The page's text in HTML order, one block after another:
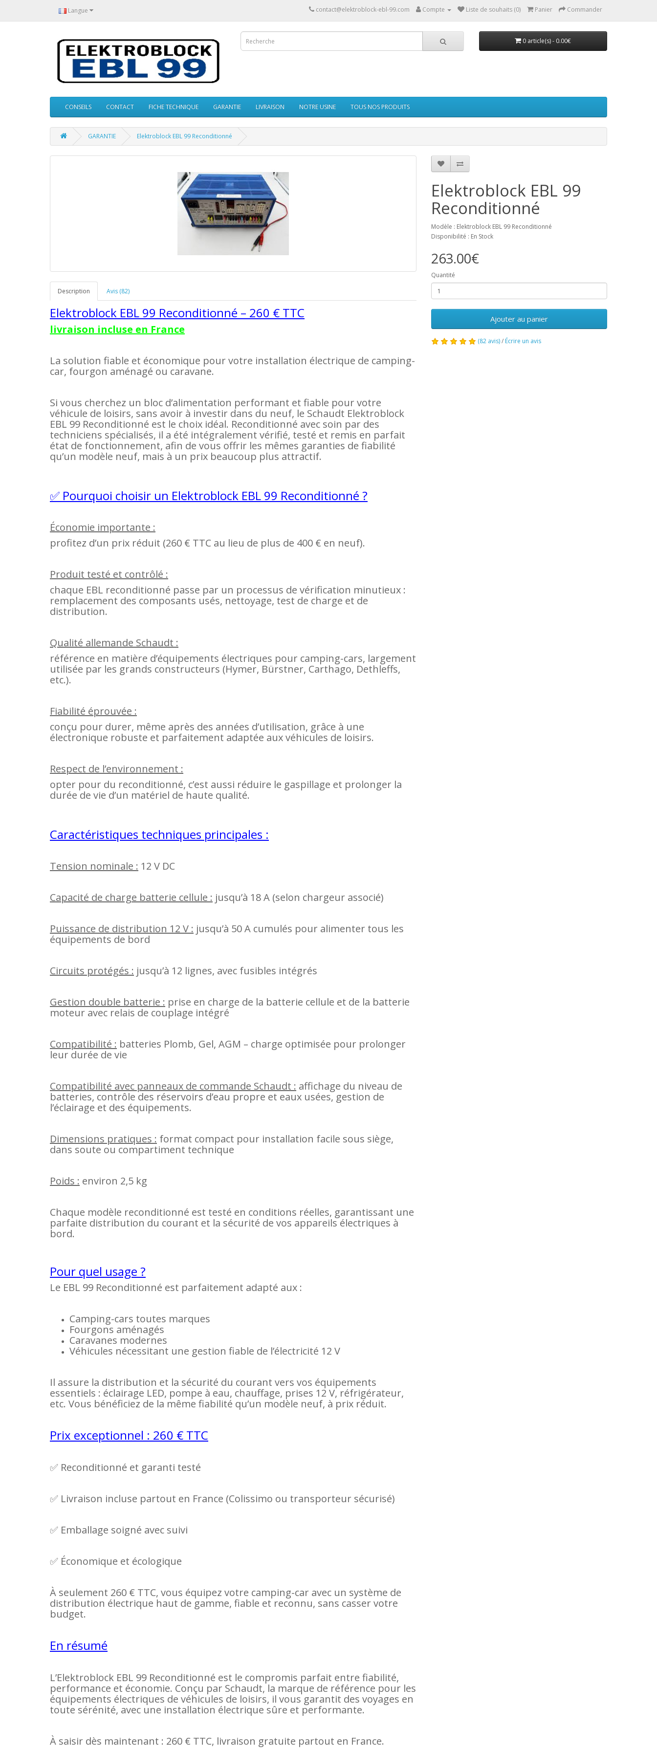
Langue contact@elektroblock-ebl-99.com Compte Liste de souhaits (0) Panier Commander
0 article(s) - 0.00€
CONSEILS CONTACT FICHE TECHNIQUE GARANTIE LIVRAISON NOTRE USINE TOUS NOS PRODUITS
GARANTIE Elektroblock EBL 99 Reconditionné
Description Avis (82)
Elektroblock EBL 99 Reconditionné – 260 € TTC
livraison incluse en France
La solution fiable et économique pour votre installation électrique de camping-
car, fourgon aménagé ou caravane.
Si vous cherchez un bloc d’alimentation performant et fiable pour votre
véhicule de loisirs, sans avoir à investir dans du neuf, le Schaudt Elektroblock
EBL 99 Reconditionné est le choix idéal. Reconditionné avec soin par des
techniciens spécialisés, il a été intégralement vérifié, testé et remis en parfait
état de fonctionnement, afin de vous offrir les mêmes garanties de fiabilité
qu’un modèle neuf, mais à un prix beaucoup plus attractif.
✅ Pourquoi choisir un Elektroblock EBL 99 Reconditionné ?
Économie importante :
profitez d’un prix réduit (260 € TTC au lieu de plus de 400 € en neuf).
Produit testé et contrôlé :
chaque EBL reconditionné passe par un processus de vérification minutieux :
remplacement des composants usés, nettoyage, test de charge et de
distribution.
Qualité allemande Schaudt :
référence en matière d’équipements électriques pour camping-cars, largement
utilisée par les grands constructeurs (Hymer, Bürstner, Carthago, Dethleffs,
etc.).
Fiabilité éprouvée :
conçu pour durer, même après des années d’utilisation, grâce à une
électronique robuste et parfaitement adaptée aux véhicules de loisirs.
Respect de l’environnement :
opter pour du reconditionné, c’est aussi réduire le gaspillage et prolonger la
durée de vie d’un matériel de haute qualité.
Caractéristiques techniques principales :
Tension nominale : 12 V DC
Capacité de charge batterie cellule : jusqu’à 18 A (selon chargeur associé)
Puissance de distribution 12 V : jusqu’à 50 A cumulés pour alimenter tous les
équipements de bord
Circuits protégés : jusqu’à 12 lignes, avec fusibles intégrés
Gestion double batterie : prise en charge de la batterie cellule et de la batterie
moteur avec relais de couplage intégré
Compatibilité : batteries Plomb, Gel, AGM – charge optimisée pour prolonger
leur durée de vie
Compatibilité avec panneaux de commande Schaudt : affichage du niveau de
batteries, contrôle des réservoirs d’eau propre et eaux usées, gestion de
l’éclairage et des équipements.
Dimensions pratiques : format compact pour installation facile sous siège,
dans soute ou compartiment technique
Poids : environ 2,5 kg
Chaque modèle reconditionné est testé en conditions réelles, garantissant une
parfaite distribution du courant et la sécurité de vos appareils électriques à
bord.
Pour quel usage ?
Le EBL 99 Reconditionné est parfaitement adapté aux :
Camping-cars toutes marques
Fourgons aménagés
Caravanes modernes
Véhicules nécessitant une gestion fiable de l’électricité 12 V
Il assure la distribution et la sécurité du courant vers vos équipements
essentiels : éclairage LED, pompe à eau, chauffage, prises 12 V, réfrigérateur,
etc. Vous bénéficiez de la même fiabilité qu’un modèle neuf, à prix réduit.
Prix exceptionnel : 260 € TTC
✅ Reconditionné et garanti testé
✅ Livraison incluse partout en France (Colissimo ou transporteur sécurisé)
✅ Emballage soigné avec suivi
✅ Économique et écologique
À seulement 260 € TTC, vous équipez votre camping-car avec un système de
distribution électrique haut de gamme, fiable et reconnu, sans casser votre
budget.
En résumé
L’Elektroblock EBL 99 Reconditionné est le compromis parfait entre fiabilité,
performance et économie. Conçu par Schaudt, la marque de référence pour les
équipements électriques de véhicules de loisirs, il vous garantit des voyages en
toute sérénité, avec une installation électrique sûre et performante.
À saisir dès maintenant : 260 € TTC, livraison gratuite partout en France.
Elektroblock EBL 99
Reconditionné
Modèle : Elektroblock EBL 99 Reconditionné
Disponibilité : En Stock
263.00€
Quantité
Ajouter au panier
(82 avis)/ Écrire un avis